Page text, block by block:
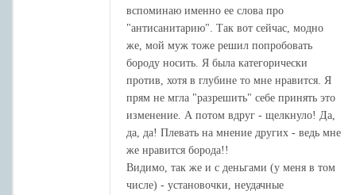
вспоминаю именно ее слова про
"антисанитарию". Так вот сейчас, модно
же, мой муж тоже решил попробовать
бороду носить. Я была категорически
против, хотя в глубине то мне нравится. Я
прям не мгла "разрешить" себе принять это
изменение. А потом вдруг - щелкнуло! Да,
да, да! Плевать на мнение других - ведь мне
же нравится борода!!
Видимо, так же и с деньгами (у меня в том
числе) - установочки, неудачные